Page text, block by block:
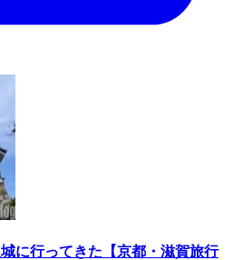
に行ってきた【京都・滋賀旅行